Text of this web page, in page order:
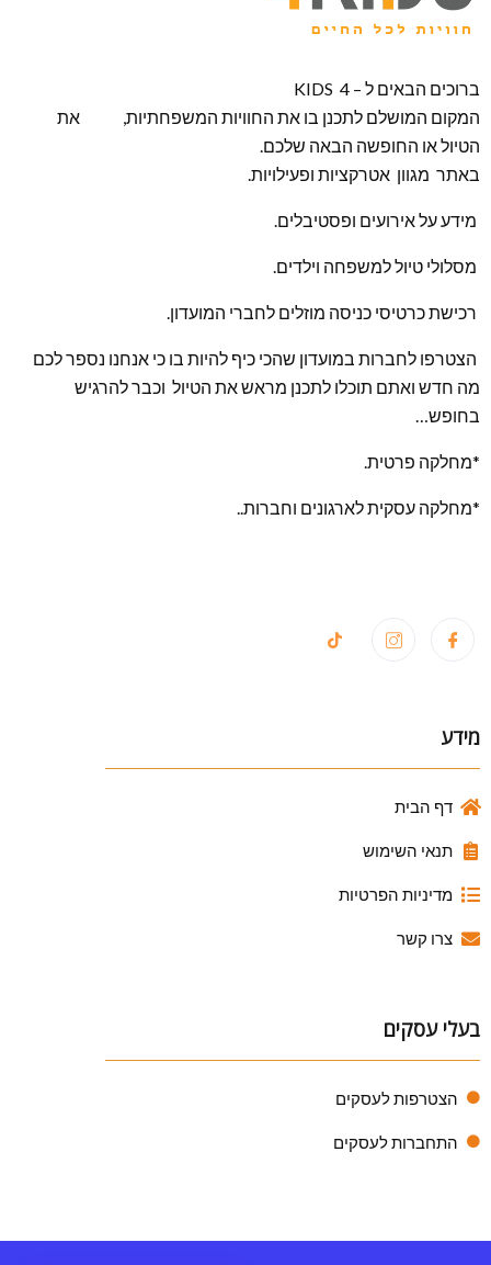
ברוכים הבאים ל – KIDS 4
המקום המושלם לתכנן בו את החוויות המשפחתיות, את
הטיול או החופשה הבאה שלכם.
באתר מגוון אטרקציות ופעילויות.
מידע על אירועים ופסטיבלים.
מסלולי טיול למשפחה וילדים.
רכישת כרטיסי כניסה מוזלים לחברי המועדון.
הצטרפו לחברות במועדון שהכי כיף להיות בו כי אנחנו נספר לכם
מה חדש ואתם תוכלו לתכנן מראש את הטיול וכבר להרגיש
בחופש…
*מחלקה פרטית.
*מחלקה עסקית לארגונים וחברות..
מידע
דף הבית
תנאי השימוש
מדיניות הפרטיות
צרו קשר
בעלי עסקים
הצטרפות לעסקים
התחברות לעסקים